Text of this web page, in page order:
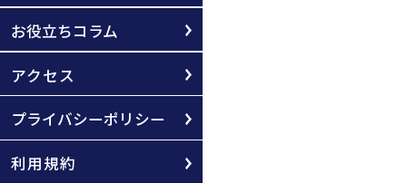
お役立ちコラム
アクセス
プライバシーポリシー
利用規約